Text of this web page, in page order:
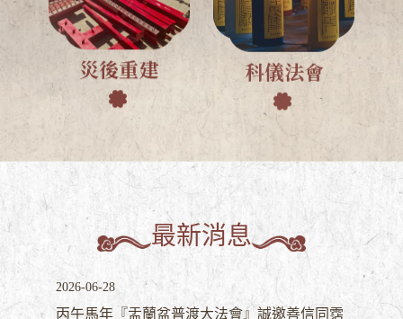
災後重建 科儀法會
最新消息
2026-06-28
丙午馬年『盂蘭盆普渡大法會』誠邀善信同霑